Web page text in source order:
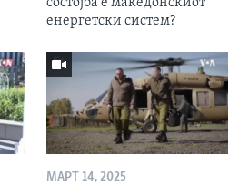
енергетски систем?
МАРТ 14, 2025